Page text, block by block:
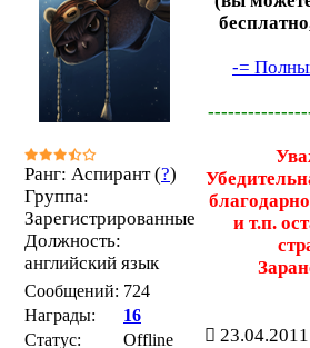
Ранг: Аспирант (?)
Группа:
Зарегистрированные
Должность:
английский язык
Сообщений: 724
Награды:
16
Статус:
Offline
-=
и т.п.
23.04.2011